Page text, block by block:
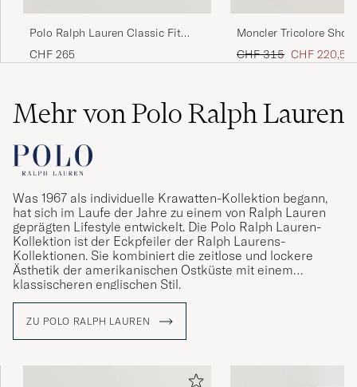
Polo Ralph Lauren Classic Fit
Team Polo Guide Cream
CHF 265
Moncler Tricolore
White
Regulärer Preis
CHF 315 Reduzierter
CHF 220,50
Mehr von Polo Ralph Lauren
Was 1967 als individuelle Krawatten-Kollektion begann,
hat sich im Laufe der Jahre zu einem von Ralph Lauren
geprägten Lifestyle entwickelt. Die Polo Ralph Lauren-
Kollektion ist der Eckpfeiler der Ralph Laurens-
Kollektionen. Sie kombiniert die zeitlose und lockere
Ästhetik der amerikanischen Ostküste mit einem
klassischeren englischen Stil.
ZU POLO RALPH LAUREN